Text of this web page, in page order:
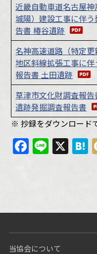
近畿自動車道名古屋
城陽）建設工事に伴
告書 椿谷遺跡
名神高速道路（特定
地区斜線拡張工事に
報告書 土田遺跡
草津市文化財調査報
遺跡発掘調査報告書
※ 抄録をダウンロード
Line
X
当協会について